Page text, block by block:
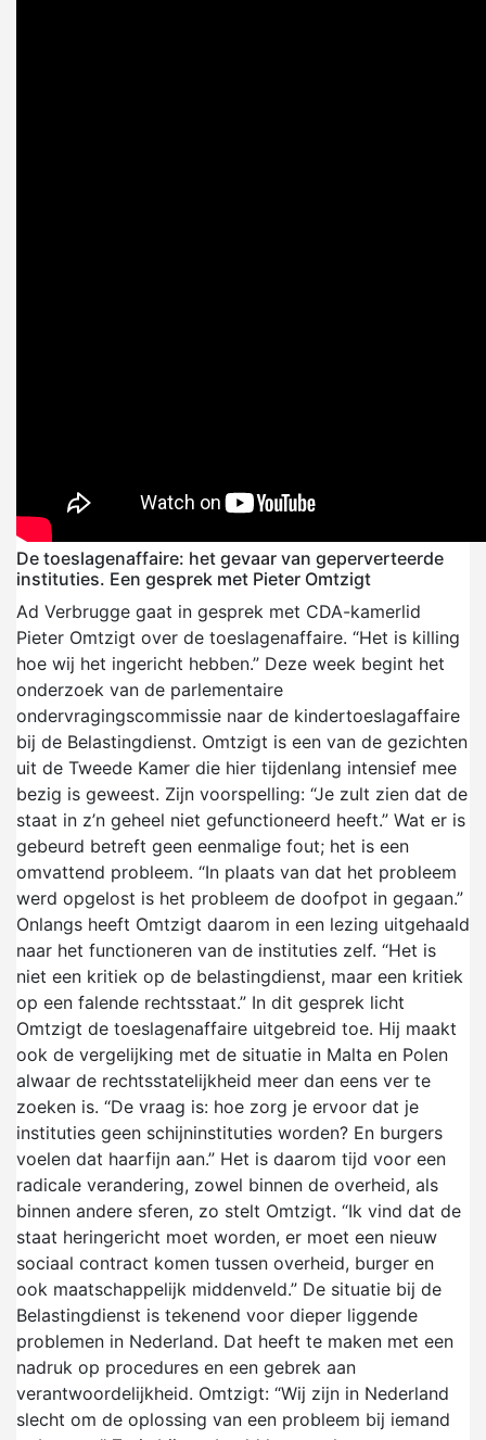
De toeslagenaffaire: het gevaar van geperverteerde
instituties. Een gesprek met Pieter Omtzigt
Ad Verbrugge gaat in gesprek met CDA-kamerlid
Pieter Omtzigt over de toeslagenaffaire. “Het is killing
hoe wij het ingericht hebben.” Deze week begint het
onderzoek van de parlementaire
ondervragingscommissie naar de kindertoeslagaffaire
bij de Belastingdienst. Omtzigt is een van de gezichten
uit de Tweede Kamer die hier tijdenlang intensief mee
bezig is geweest. Zijn voorspelling: “Je zult zien dat de
staat in z’n geheel niet gefunctioneerd heeft.” Wat er is
gebeurd betreft geen eenmalige fout; het is een
omvattend probleem. “In plaats van dat het probleem
werd opgelost is het probleem de doofpot in gegaan.”
Onlangs heeft Omtzigt daarom in een lezing uitgehaald
naar het functioneren van de instituties zelf. “Het is
niet een kritiek op de belastingdienst, maar een kritiek
op een falende rechtsstaat.” In dit gesprek licht
Omtzigt de toeslagenaffaire uitgebreid toe. Hij maakt
ook de vergelijking met de situatie in Malta en Polen
alwaar de rechtsstatelijkheid meer dan eens ver te
zoeken is. “De vraag is: hoe zorg je ervoor dat je
instituties geen schijninstituties worden? En burgers
voelen dat haarfijn aan.” Het is daarom tijd voor een
radicale verandering, zowel binnen de overheid, als
binnen andere sferen, zo stelt Omtzigt. “Ik vind dat de
staat heringericht moet worden, er moet een nieuw
sociaal contract komen tussen overheid, burger en
ook maatschappelijk middenveld.” De situatie bij de
Belastingdienst is tekenend voor dieper liggende
problemen in Nederland. Dat heeft te maken met een
nadruk op procedures en een gebrek aan
verantwoordelijkheid. Omtzigt: “Wij zijn in Nederland
slecht om de oplossing van een probleem bij iemand